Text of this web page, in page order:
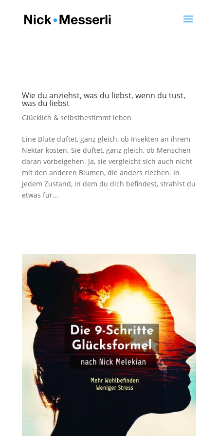
Wie du anziehst, was du liebst, wenn du tust,
was du liebst
Glücklich & selbstbestimmt leben
Eine Blüte duftet, ganz gleich, ob Insekten an ihrem
Nektar kosten. Sie duftet, ganz gleich, ob Menschen
daran vorbeigehen. Ja, sie vergleicht sich auch nicht
mit den anderen Blumen, die anders riechen. In
jedem Zustand, in dem du dich befindest, strahlst du
etwas für...